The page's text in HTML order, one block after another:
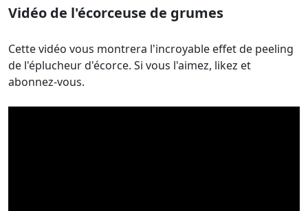
Vidéo de l'écorceuse de grumes
Cette vidéo vous montrera l'incroyable effet de peeling
de l'éplucheur d'écorce. Si vous l'aimez, likez et
abonnez-vous.